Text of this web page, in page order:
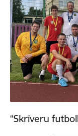
“Skrīveru